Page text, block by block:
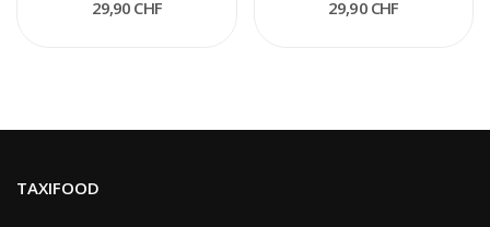
29,90 CHF 29,90 CHF
TAXIFOOD